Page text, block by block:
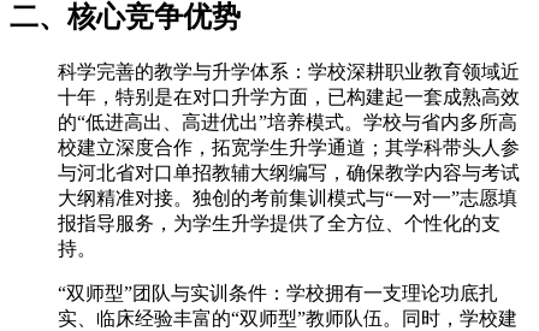
二、核心竞争优势
科学完善的教学与升学体系：学校深耕职业教育领域近
十年，特别是在对口升学方面，已构建起一套成熟高效
的“低进高出、高进优出”培养模式。学校与省内多所高
校建立深度合作，拓宽学生升学通道；其学科带头人参
与河北省对口单招教辅大纲编写，确保教学内容与考试
大纲精准对接。独创的考前集训模式与“一对一”志愿填
报指导服务，为学生升学提供了全方位、个性化的支
持。
“双师型”团队与实训条件：学校拥有一支理论功底扎
实、临床经验丰富的“双师型”教师队伍。同时，学校建